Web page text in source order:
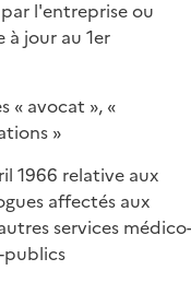
l'entreprise ou
jour au 1er
« avocat », «
»
1966 relative aux
affectés aux
services médico-
publics